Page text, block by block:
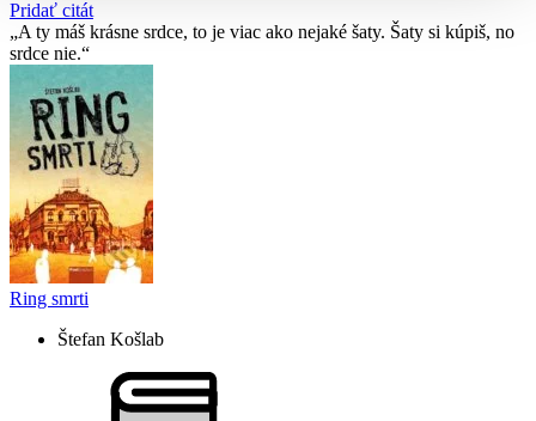
Pridať citát
A ty máš krásne srdce, to je viac ako nejaké šaty. Šaty si kúpiš, no
srdce nie.
Ring smrti
Štefan Košlab